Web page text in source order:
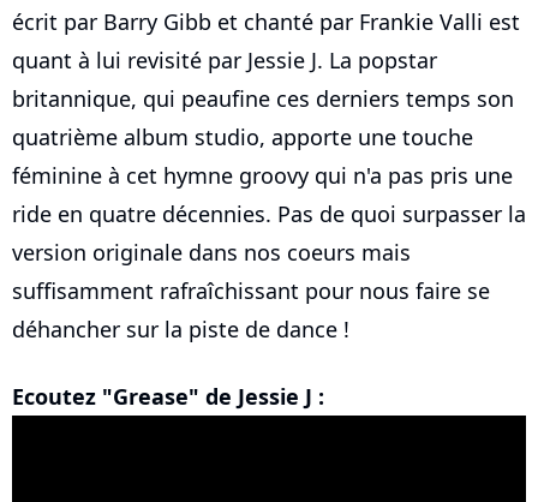
écrit par Barry Gibb et chanté par Frankie Valli est
quant à lui revisité par Jessie J. La popstar
britannique, qui peaufine ces derniers temps son
quatrième album studio, apporte une touche
féminine à cet hymne groovy qui n'a pas pris une
ride en quatre décennies. Pas de quoi surpasser la
version originale dans nos coeurs mais
suffisamment rafraîchissant pour nous faire se
déhancher sur la piste de dance !
Ecoutez "Grease" de Jessie J :